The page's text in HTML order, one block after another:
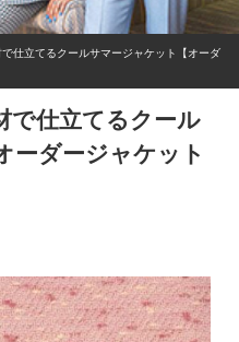
仕立てるクールサマージャケット【オーダ
で仕立てるクール
ーダージャケット